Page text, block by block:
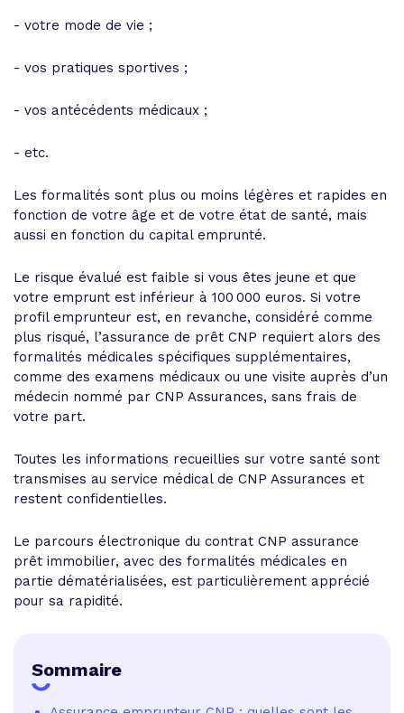
- votre mode de vie ;
- vos pratiques sportives ;
- vos antécédents médicaux ;
- etc.
Les formalités sont plus ou moins légères et rapides en
fonction de votre âge et de votre état de santé, mais
aussi en fonction du capital emprunté.
Le risque évalué est faible si vous êtes jeune et que
votre emprunt est inférieur à 100 000 euros. Si votre
profil emprunteur est, en revanche, considéré comme
plus risqué, l’assurance de prêt CNP requiert alors des
formalités médicales spécifiques supplémentaires,
comme des examens médicaux ou une visite auprès d’un
médecin nommé par CNP Assurances, sans frais de
votre part.
Toutes les informations recueillies sur votre santé sont
transmises au service médical de CNP Assurances et
restent confidentielles.
Le parcours électronique du contrat CNP assurance
prêt immobilier, avec des formalités médicales en
partie dématérialisées, est particulièrement apprécié
pour sa rapidité.
Sommaire